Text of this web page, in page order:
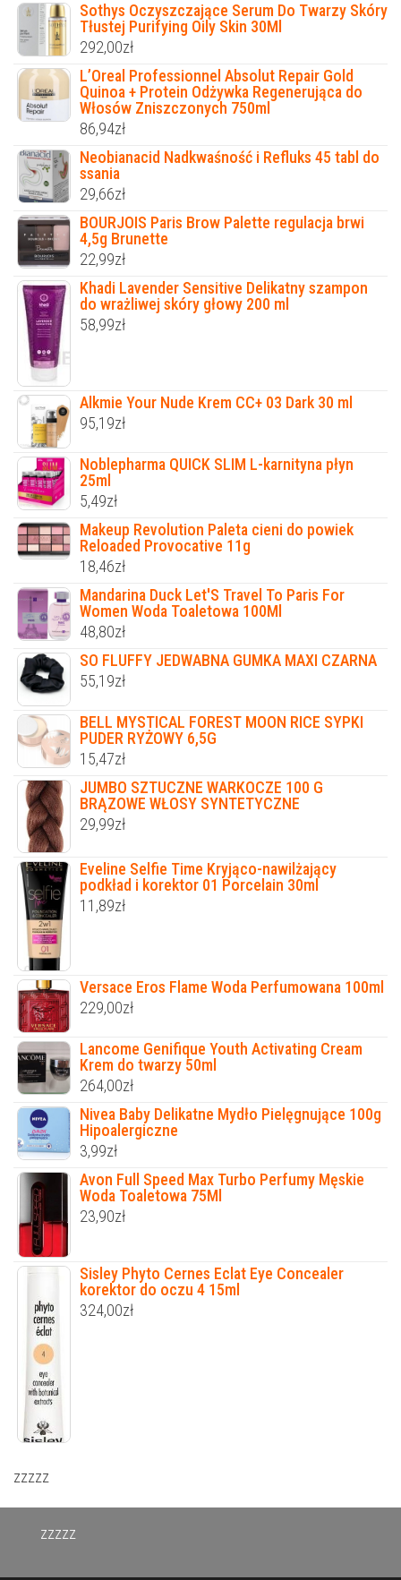
Sothys Oczyszczające Serum Do Twarzy Skóry
Tłustej Purifying Oily Skin 30Ml
292,00zł
L’Oreal Professionnel Absolut Repair Gold
Quinoa + Protein Odżywka Regenerująca do
Włosów Zniszczonych 750ml
86,94zł
Neobianacid Nadkwaśność i Refluks 45 tabl do
ssania
29,66zł
BOURJOIS Paris Brow Palette regulacja brwi
4,5g Brunette
22,99zł
Khadi Lavender Sensitive Delikatny szampon
do wrażliwej skóry głowy 200 ml
58,99zł
Alkmie Your Nude Krem CC+ 03 Dark 30 ml
95,19zł
Noblepharma QUICK SLIM L-karnityna płyn
25ml
5,49zł
Makeup Revolution Paleta cieni do powiek
Reloaded Provocative 11g
18,46zł
Mandarina Duck Let'S Travel To Paris For
Women Woda Toaletowa 100Ml
48,80zł
SO FLUFFY JEDWABNA GUMKA MAXI CZARNA
55,19zł
BELL MYSTICAL FOREST MOON RICE SYPKI
PUDER RYŻOWY 6,5G
15,47zł
JUMBO SZTUCZNE WARKOCZE 100 G
BRĄZOWE WŁOSY SYNTETYCZNE
29,99zł
Eveline Selfie Time Kryjąco-nawilżający
podkład i korektor 01 Porcelain 30ml
11,89zł
Versace Eros Flame Woda Perfumowana 100ml
229,00zł
Lancome Genifique Youth Activating Cream
Krem do twarzy 50ml
264,00zł
Nivea Baby Delikatne Mydło Pielęgnujące 100g
Hipoalergiczne
3,99zł
Avon Full Speed Max Turbo Perfumy Męskie
Woda Toaletowa 75Ml
23,90zł
Sisley Phyto Cernes Eclat Eye Concealer
korektor do oczu 4 15ml
324,00zł
zzzzz
zzzzz